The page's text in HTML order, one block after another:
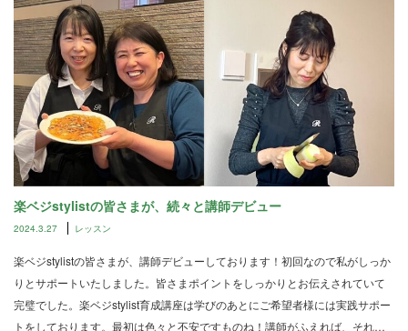
楽ベジstylistの皆さまが、続々と講師デビュー
2024.3.27 レッスン
楽ベジstylistの皆さまが、講師デビューしております！初回なので私がしっか
りとサポートいたしました。皆さまポイントをしっかりとお伝えされていて
完璧でした。楽ベジstylist育成講座は学びのあとにご希望者様には実践サポー
トをしております。最初は色々と不安ですものね！講師がふえれば、それ…